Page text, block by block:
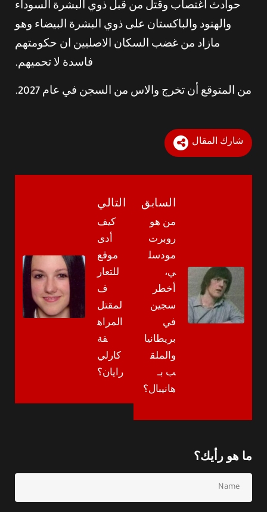
حوادث اغتصاب وقتل من قبل ذوي البشرة السوداء
والهنود والباكستان على ذوي البشرة البيضاء وهو
مازاد من غضب السكان الاصليين ان حكومتهم
فاسدة لا تحميهم.
من المتوقع أن تخرج والاس من السجن في عام 2027.
شارك المقال
السابق
من هو
روبرت
مودسل
ي،
أخطر
سجين
في
بريطانيا
والملق
ب بـ
هانيبال؟
التالي
كيف
أدى
موقع
للتعار
ف
لمقتل
المراه
قة
كارلي
رايان؟
ما هو رأيك؟